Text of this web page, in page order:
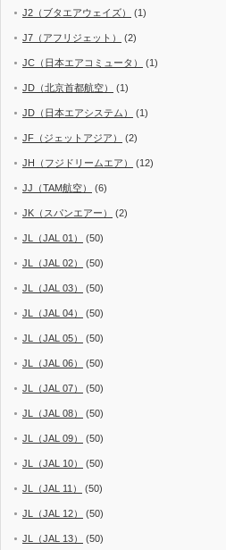
J2（ブタエアウェイズ） (1)
J7（アフリジェット） (2)
JC（日本エアコミュータ） (1)
JD（北京首都航空） (1)
JD（日本エアシステム） (1)
JF（ジェットアジア） (2)
JH（フジドリームエア） (12)
JJ（TAM航空） (6)
JK（スパンエアー） (2)
JL（JAL 01） (50)
JL（JAL 02） (50)
JL（JAL 03） (50)
JL（JAL 04） (50)
JL（JAL 05） (50)
JL（JAL 06） (50)
JL（JAL 07） (50)
JL（JAL 08） (50)
JL（JAL 09） (50)
JL（JAL 10） (50)
JL（JAL 11） (50)
JL（JAL 12） (50)
JL（JAL 13） (50)